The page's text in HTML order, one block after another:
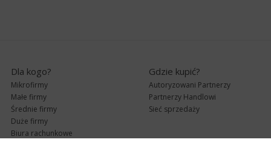
Dla kogo?
Mikrofirmy
Małe firmy
Średnie firmy
Duże firmy
Biura rachunkowe
Gdzie kupić?
Autoryzowani Partnerzy
Partnerzy Handlowi
Sieć sprzedaży